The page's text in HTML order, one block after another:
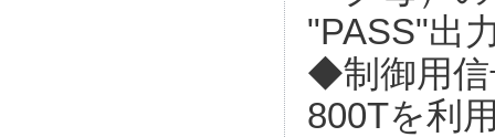
"PASS"出
◆制御用信
800Tを利